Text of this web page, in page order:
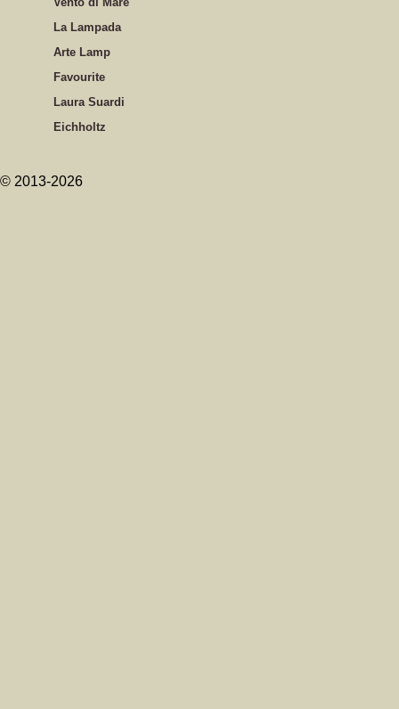
La Lampada
Arte Lamp
Favourite
Laura Suardi
Eichholtz
© 2013-2026